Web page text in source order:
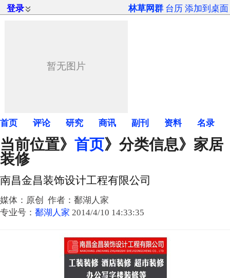
登录 林草网群 台历 添加到桌面
首页 评论 研究 商讯 副刊 资料 名录
当前位置》 首页》 分类信息》家居
装修
南昌金昌装饰设计工程有限公司
媒体：原创 作者：鄱湖人家
专业号： 鄱湖人家 2014/4/10 14:33:35